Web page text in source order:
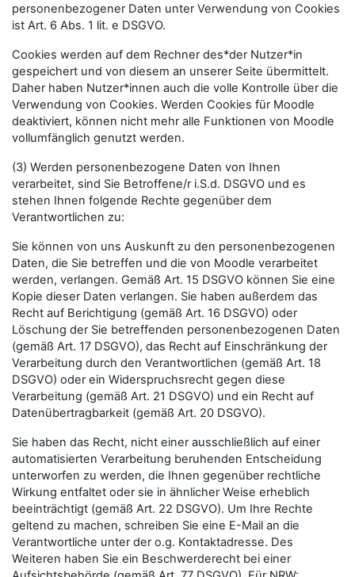
personenbezogener Daten unter Verwendung von Cookies
ist Art. 6 Abs. 1 lit. e DSGVO.
Cookies werden auf dem Rechner des*der Nutzer*in
gespeichert und von diesem an unserer Seite übermittelt.
Daher haben Nutzer*innen auch die volle Kontrolle über die
Verwendung von Cookies. Werden Cookies für Moodle
deaktiviert, können nicht mehr alle Funktionen von Moodle
vollumfänglich genutzt werden.
(3) Werden personenbezogene Daten von Ihnen
verarbeitet, sind Sie Betroffene/r i.S.d. DSGVO und es
stehen Ihnen folgende Rechte gegenüber dem
Verantwortlichen zu:
Sie können von uns Auskunft zu den personenbezogenen
Daten, die Sie betreffen und die von Moodle verarbeitet
werden, verlangen. Gemäß Art. 15 DSGVO können Sie eine
Kopie dieser Daten verlangen. Sie haben außerdem das
Recht auf Berichtigung (gemäß Art. 16 DSGVO) oder
Löschung der Sie betreffenden personenbezogenen Daten
(gemäß Art. 17 DSGVO), das Recht auf Einschränkung der
Verarbeitung durch den Verantwortlichen (gemäß Art. 18
DSGVO) oder ein Widerspruchsrecht gegen diese
Verarbeitung (gemäß Art. 21 DSGVO) und ein Recht auf
Datenübertragbarkeit (gemäß Art. 20 DSGVO).
Sie haben das Recht, nicht einer ausschließlich auf einer
automatisierten Verarbeitung beruhenden Entscheidung
unterworfen zu werden, die Ihnen gegenüber rechtliche
Wirkung entfaltet oder sie in ähnlicher Weise erheblich
beeinträchtigt (gemäß Art. 22 DSGVO). Um Ihre Rechte
geltend zu machen, schreiben Sie eine E-Mail an die
Verantwortliche unter der o.g. Kontaktadresse. Des
Weiteren haben Sie ein Beschwerderecht bei einer